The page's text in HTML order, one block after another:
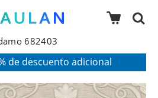
682403
el código:AGOSTO2026
de descuento adicional
superiores a 120€